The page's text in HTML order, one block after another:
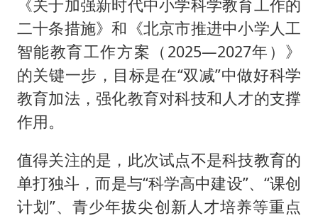
《关于加强新时代中小学科学教育工作的
二十条措施》和《北京市推进中小学人工
智能教育工作方案（2025—2027年）》
的关键一步，目标是在“双减”中做好科学
教育加法，强化教育对科技和人才的支撑
作用。
值得关注的是，此次试点不是科技教育的
单打独斗，而是与“科学高中建设”、“课创
计划”、青少年拔尖创新人才培养等重点